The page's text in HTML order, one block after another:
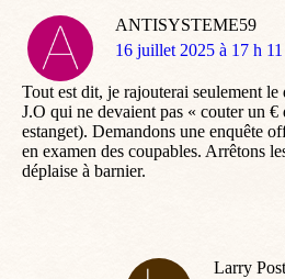
ANTISYSTEME59
dit
16 juillet 2025 à 17 h
Tout est dit, je rajouterai seulement le
J.O qui ne devaient pas « couter un
estanget). Demandons une enquête
en examen des coupables. Arrêtons
déplaise à barnier.
Larry Post